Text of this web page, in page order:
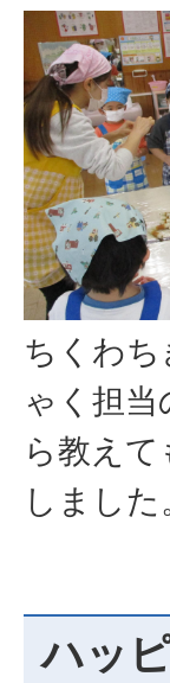
ちくわ
ゃく担
ら教え
しました
ハッ